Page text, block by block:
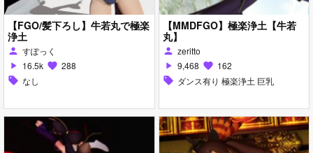
【FGO/髪下ろし】牛若丸で極楽
浄土
person すぽっく
play_arrow 16.5k favorite 288
sell なし
【MMDFGO】極楽浄土【牛若
丸】
person zeritto
play_arrow 9,468 favorite 162
sell ダンス有り 極楽浄土 巨乳